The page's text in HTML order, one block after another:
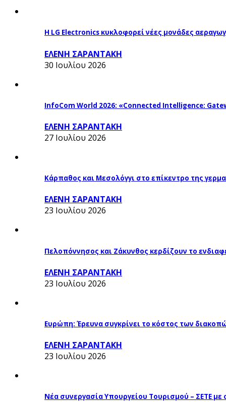
Η LG Electronics κυκλοφορεί νέες μονάδες
ΕΛΕΝΗ ΣΑΡΑΝΤΑΚΗ
30 Ιουλίου 2026
InfoCom World 2026: «Connected Intelligence:
ΕΛΕΝΗ ΣΑΡΑΝΤΑΚΗ
27 Ιουλίου 2026
Κάρπαθος και Μεσολόγγι στο επίκεντρο της
ΕΛΕΝΗ ΣΑΡΑΝΤΑΚΗ
23 Ιουλίου 2026
Πελοπόννησος και Ζάκυνθος κερδίζουν το
ΕΛΕΝΗ ΣΑΡΑΝΤΑΚΗ
23 Ιουλίου 2026
Ευρώπη: Έρευνα συγκρίνει το κόστος των
ΕΛΕΝΗ ΣΑΡΑΝΤΑΚΗ
23 Ιουλίου 2026
Νέα συνεργασία Υπουργείου Τουρισμού – ΣΕΤΕ